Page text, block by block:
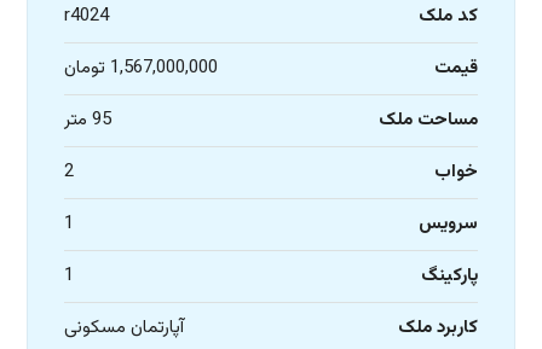
کد ملک
r4024
قیمت
1,567,000,000 تومان
مساحت ملک
95 متر
خواب
2
سرویس
1
پارکینگ
1
کاربرد ملک
آپارتمان مسکونی